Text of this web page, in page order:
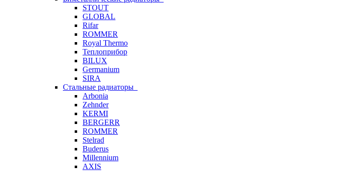
STOUT
GLOBAL
Rifar
ROMMER
Royal Thermo
Теплоприбор
BILUX
Germanium
SIRA
Стальные радиаторы
Arbonia
Zehnder
KERMI
BERGERR
ROMMER
Stelrad
Buderus
Millennium
AXIS